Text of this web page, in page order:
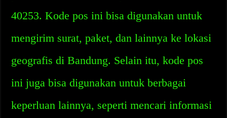
40253. Kode pos ini bisa digunakan untuk
mengirim surat, paket, dan lainnya ke lokasi
geografis di Bandung. Selain itu, kode pos
ini juga bisa digunakan untuk berbagai
keperluan lainnya, seperti mencari informasi